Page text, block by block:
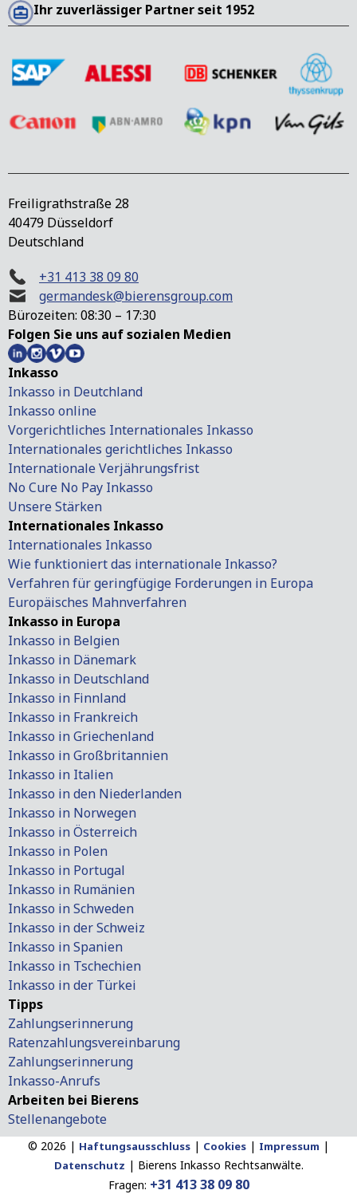
Ihr zuverlässiger Partner seit 1952
Freiligrathstraße 28
40479 Düsseldorf
Deutschland
+31 413 38 09 80
germandesk@bierensgroup.com
Bürozeiten: 08:30 – 17:30
Folgen Sie uns auf sozialen Medien
Inkasso
Inkasso in Deutchland
Inkasso online
Vorgerichtliches Internationales Inkasso
Internationales gerichtliches Inkasso
Internationale Verjährungsfrist
No Cure No Pay Inkasso
Unsere Stärken
Internationales Inkasso
Internationales Inkasso
Wie funktioniert das internationale Inkasso?
Verfahren für geringfügige Forderungen in Europa
Europäisches Mahnverfahren
Inkasso in Europa
Inkasso in Belgien
Inkasso in Dänemark
Inkasso in Deutschland
Inkasso in Finnland
Inkasso in Frankreich
Inkasso in Griechenland
Inkasso in Großbritannien
Inkasso in Italien
Inkasso in den Niederlanden
Inkasso in Norwegen
Inkasso in Österreich
Inkasso in Polen
Inkasso in Portugal
Inkasso in Rumänien
Inkasso in Schweden
Inkasso in der Schweiz
Inkasso in Spanien
Inkasso in Tschechien
Inkasso in der Türkei
Tipps
Zahlungserinnerung
Ratenzahlungsvereinbarung
Zahlungserinnerung
Inkasso-Anrufs
Arbeiten bei Bierens
Stellenangebote
© 2026 | Haftungsausschluss | Cookies | Impressum |
Datenschutz | Bierens Inkasso Rechtsanwälte.
Fragen: +31 413 38 09 80